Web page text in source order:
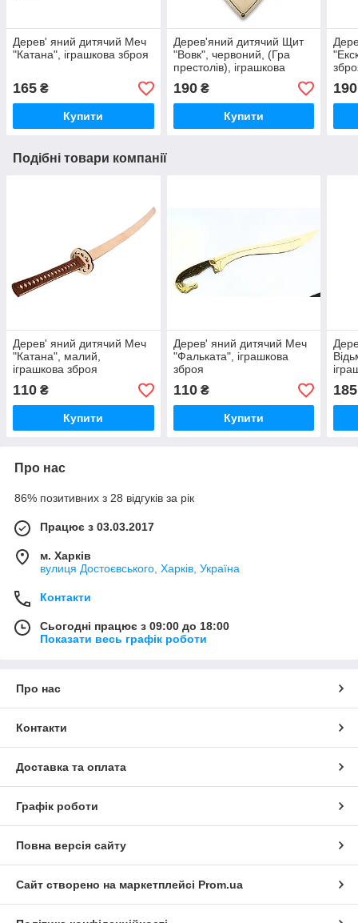
Дерев' яний дитячий Меч
"Катана", іграшкова зброя
165 ₴
Купити
Дерев'яний дитячий Щит
"Вовк", червоний, (Гра
престолів), іграшкова
зброя
190₴
Купити
190
Подібні товари компанії
Дерев' яний дитячий Меч
"Катана", малий,
іграшкова зброя
110 ₴
Купити
Дерев' яний дитячий Меч
"Фальката", іграшкова
зброя
110₴
Купити
185
Про нас
86% позитивних з 28 відгуків за рік
Працює з 03.03.2017
м. Харків
вулиця Достоєвського, Харків, Україна
Контакти
Сьогодні працює з 09:00 до 18:00
Показати весь графік роботи
Про нас
Контакти
Доставка та оплата
Графік роботи
Повна версія сайту
Сайт створено на маркетплейсі Prom.ua